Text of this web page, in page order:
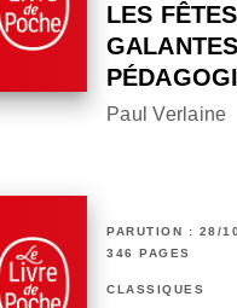
LES FÊTES
Paul Verlaine
PARUTION : 28/
346 PAGES
CLASSIQUES